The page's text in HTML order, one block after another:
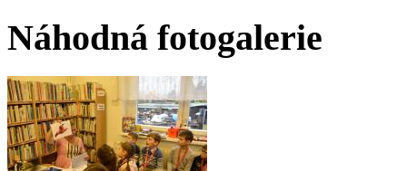
Náhodná fotogalerie